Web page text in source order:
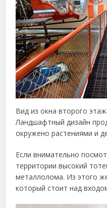
Вид из окна второго
Ландшафтный дизайн
окружено растениями и
Если внимательно
территории высокий
металлолома. Из этого
который стоит над